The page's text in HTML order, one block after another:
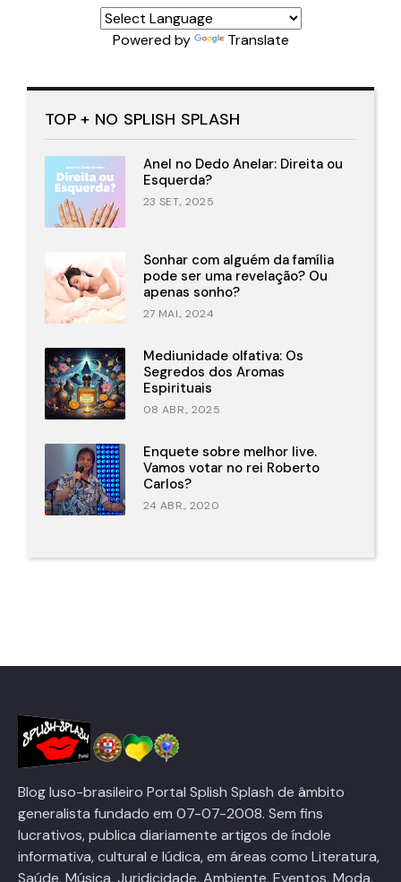
Powered by Translate
TOP + NO SPLISH SPLASH
Anel no Dedo Anelar: Direita ou
Esquerda?
23 SET., 2025
Sonhar com alguém da família
pode ser uma revelação? Ou
apenas sonho?
27 MAI., 2024
Mediunidade olfativa: Os
Segredos dos Aromas
Espirituais
08 ABR., 2025
Enquete sobre melhor live.
Vamos votar no rei Roberto
Carlos?
24 ABR., 2020
Blog luso-brasileiro Portal Splish Splash de âmbito
generalista fundado em 07-07-2008. Sem fins
lucrativos, publica diariamente artigos de índole
informativa, cultural e lúdica, em áreas como Literatura,